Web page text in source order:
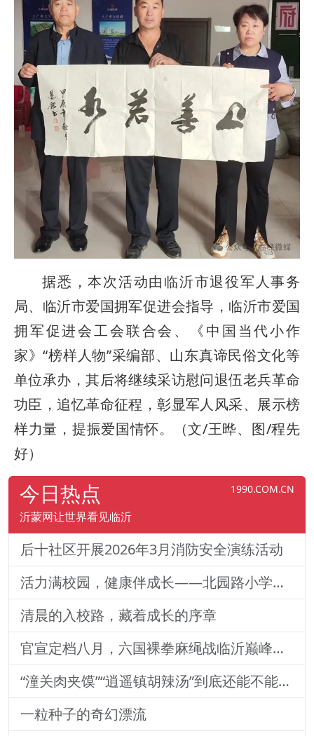
据悉，本次活动由临沂市退役军人事务
局、临沂市爱国拥军促进会指导，临沂市爱国
拥军促进会工会联合会、《中国当代小作
家》“榜样人物”采编部、山东真谛民俗文化等
单位承办，其后将继续采访慰问退伍老兵革命
功臣，追忆革命征程，彰显军人风采、展示榜
样力量，提振爱国情怀。（文/王晔、图/程先
好）
今日热点 1990.COM.CN
沂蒙网让世界看见临沂
后十社区开展2026年3月消防安全演练活动
活力满校园，健康伴成长——北园路小学一二年级体质训练纪实
清晨的入校路，藏着成长的序章
官宣定档八月，六国裸拳麻绳战临沂巅峰对决！2026铁拳武风·红韵临沂国际巅峰搏击赛新闻发布会举行
“潼关肉夹馍”“逍遥镇胡辣汤”到底还能不能用？官方回
一粒种子的奇幻漂流